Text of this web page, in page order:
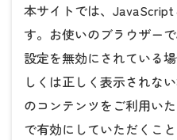
本サイトでは、
す。お使いのブラウザー
設定を無効にされている
しくは正しく表示されな
のコンテンツをご利用い
で有効にしていただくこ